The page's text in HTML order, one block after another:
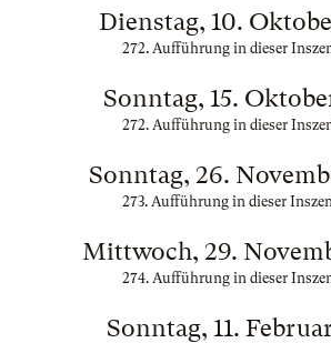
Dienstag, 10.
272. Aufführung in dieser
Sonntag, 15.
272. Aufführung in dieser
Sonntag, 26.
273. Aufführung in dieser
Mittwoch, 29.
274. Aufführung in dieser
Sonntag, 11.